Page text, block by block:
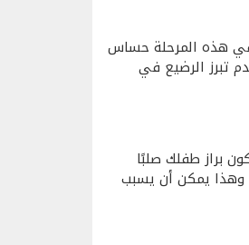
في هذه المرحلة حساس
تبرز الرضيع في
براز طفلك صلبًا
وهذا يمكن أن يسبب